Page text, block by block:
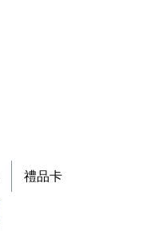
禮品卡